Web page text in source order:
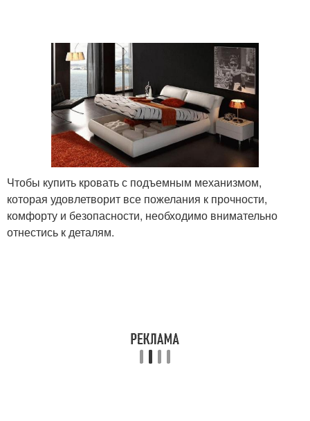
Чтобы купить кровать с подъемным механизмом,
которая удовлетворит все пожелания к прочности,
комфорту и безопасности, необходимо внимательно
отнестись к деталям.